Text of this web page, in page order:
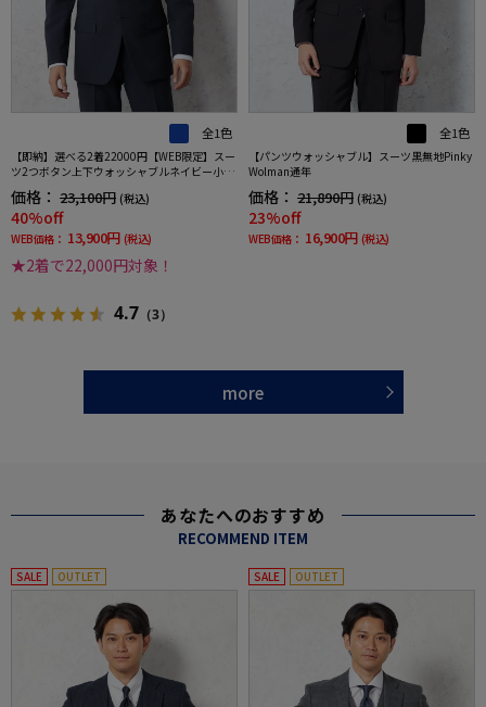
全1色
【即納】選べる2着22000円【WEB限定】スー
ツ2つボタン上下ウォッシャブルネイビー小柄
価格： 23,100円 (税込)
40%off
WEB価格： 13,900円 (税込)
★2着で22,000円対象！
4.7 （3）
全1色
【パンツウォッシャブル】スーツ黒無地Pinky
Wolman通年
価格： 21,890円 (税込)
23%off
WEB価格： 16,900円 (税込)
more
あなたへのおすすめ
RECOMMEND ITEM
SALE OUTLET SALE OUTLET